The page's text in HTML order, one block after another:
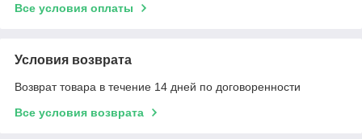
Все условия оплаты
Условия возврата
Возврат товара в течение 14 дней по договоренности
Все условия возврата